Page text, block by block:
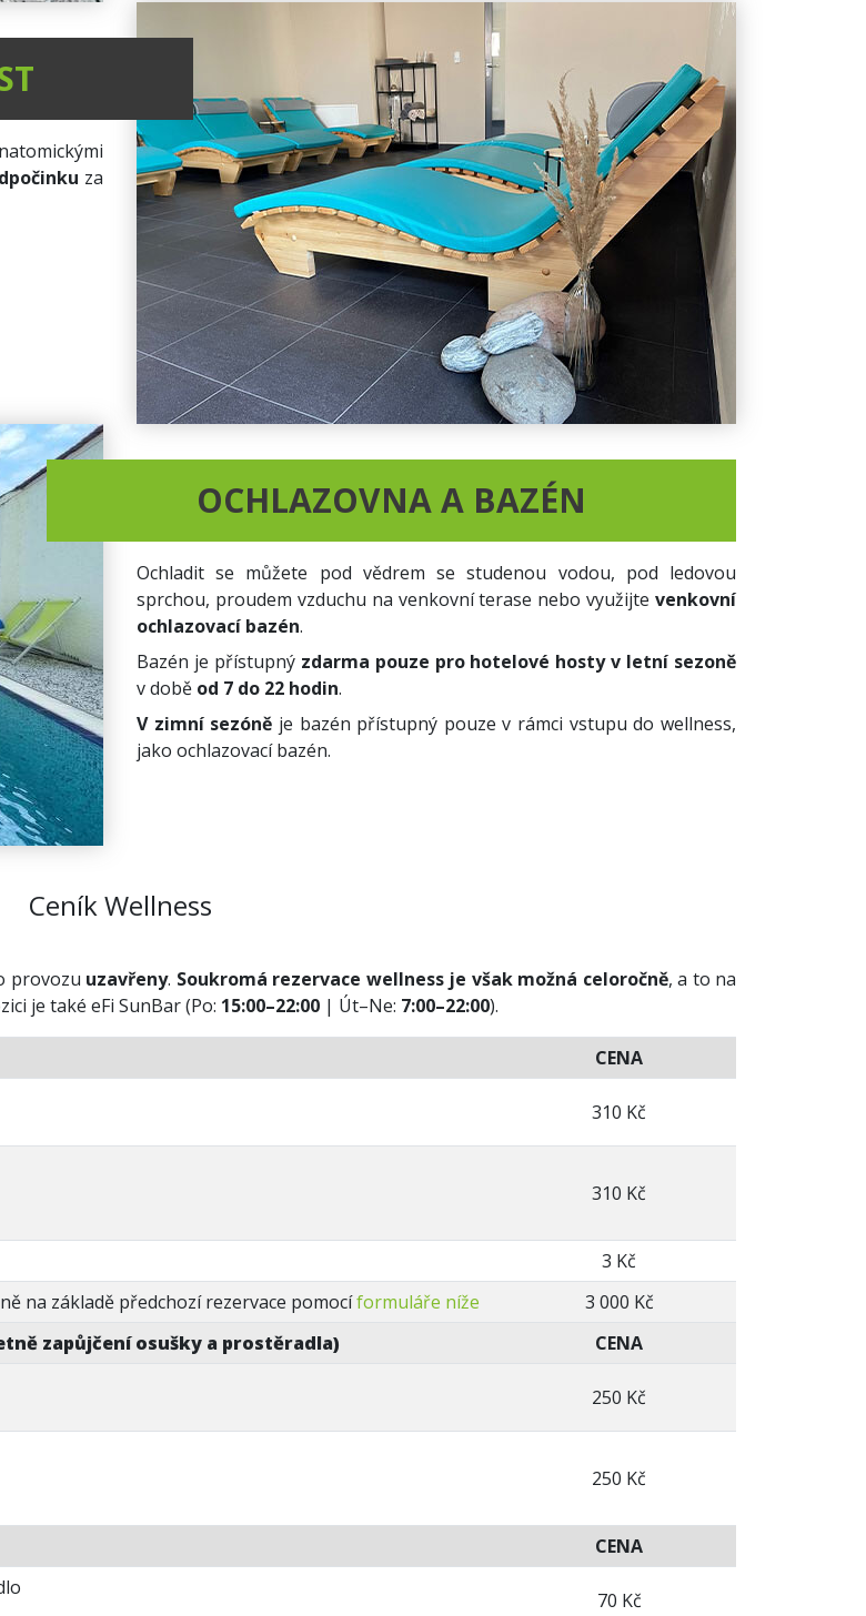
za
OCHLAZOVNA A BAZÉN
Ochladit se můžete pod vědrem se studenou vodou, pod ledovou
sprchou, proudem vzduchu na venkovní terase nebo využijte venkovní
ochlazovací bazén.
Bazén je přístupný zdarma pouze pro hotelové hosty v letní sezoně
v době od 7 do 22 hodin.
V zimní sezóně je bazén přístupný pouze v rámci vstupu do wellness,
jako ochlazovací bazén.
Ceník Wellness
provozu uzavřeny. Soukromá rezervace wellness je však možná celoročně, a to na
je také eFi SunBar (Po: 15:00–22:00 | Út–Ne: 7:00–22:00).
CENA
310 Kč
310 Kč
3 Kč
na základě předchozí rezervace pomocíformuláře níže
3 000 Kč
zapůjčení osušky a prostěradla)
CENA
250 Kč
250 Kč
CENA
70 Kč